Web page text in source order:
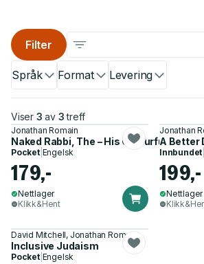
Språk Format Levering
Filter
Viser 3 av 3 treff
Jonathan Romain
Naked Rabbi, The – His Colourful Life,
Pocket| Engelsk
179,-
Nettlager
Klikk&Hent
Jonathan
A Better
Innbundet
199,-
Nettlager
David Mitchell, Jonathan Romain
Inclusive Judaism
Pocket| Engelsk